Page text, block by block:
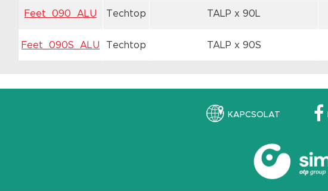
Feet_090_ALU Techtop TALP x 90L
Feet_090S_ALU Techtop TALP x 90S
KAPCSOLAT